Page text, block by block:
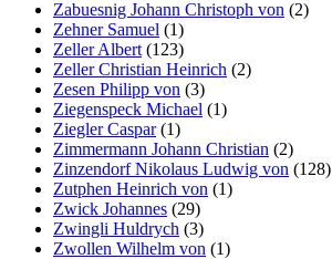
Zabuesnig Johann Christoph von (2)
Zehner Samuel (1)
Zeller Albert (123)
Zeller Christian Heinrich (2)
Zesen Philipp von (3)
Ziegenspeck Michael (1)
Ziegler Caspar(1)
Zimmermann Johann Christian (2)
Zinzendorf Nikolaus Ludwig von (128)
Zutphen Heinrich von (1)
Zwick Johannes (29)
Zwingli Huldrych (3)
Zwollen Wilhelm von (1)